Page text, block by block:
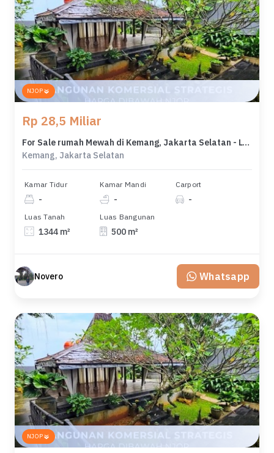
NJOP
Rp 28,5 Miliar
For Sale rumah Mewah di Kemang, Jakarta Selatan - LT 1344m²
Kemang, Jakarta Selatan
Kamar Tidur
-
Kamar Mandi
-
Carport
-
Luas Tanah
1344 m²
Luas Bangunan
500 m²
Novero Whatsapp
NJOP